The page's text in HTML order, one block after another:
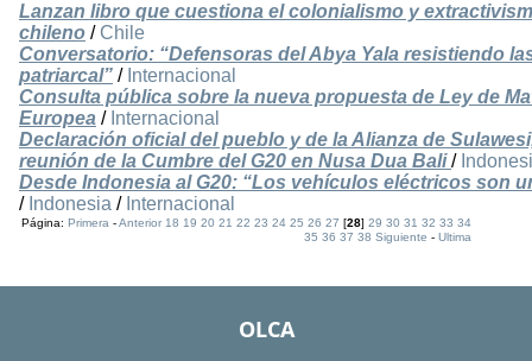
Lanzan libro que cuestiona el colonialismo y
chileno / Chile
Conversatorio: “Defensoras del Abya Yala resistiendo
patriarcal” / Internacional
Consulta pública sobre la nueva propuesta de Ley de
Europea / Internacional
Declaración oficial del pueblo y de la Alianza de
reunión de la Cumbre del G20 en Nusa Dua Bali/
Desde Indonesia al G20: “Los vehículos eléctricos son
/ Indonesia / Internacional
Página:Primera -Anterior 18 19 20 21 22 23 24 25 26 27 [28]29 30 31 32 33 34
35 36 37 38 Siguiente -Ultima
OLCA